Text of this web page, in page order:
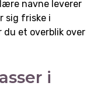
navne leverer
sig friske i
du et overblik over
i